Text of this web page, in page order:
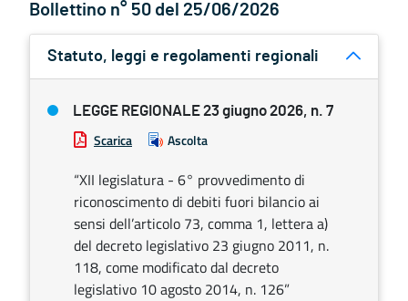
Bollettino n° 50 del 25/06/2026
Statuto, leggi e regolamenti regionali
LEGGE REGIONALE 23 giugno 2026, n. 7
Scarica Ascolta
“XII legislatura - 6° provvedimento di
riconoscimento di debiti fuori bilancio ai
sensi dell’articolo 73, comma 1, lettera a)
del decreto legislativo 23 giugno 2011, n.
118, come modificato dal decreto
legislativo 10 agosto 2014, n. 126”